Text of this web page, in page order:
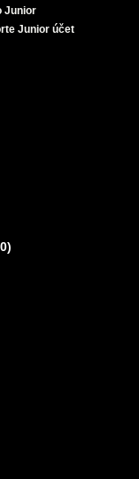
Junior
Junior účet